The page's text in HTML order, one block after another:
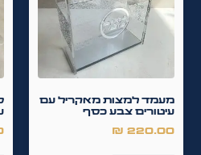
מעמד למצות מאקריל עם
עיטורים צבע כסף
220.00
₪